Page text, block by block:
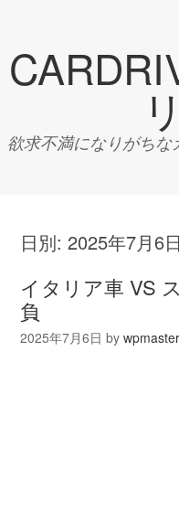
欲求不満になりがち
日別:2025年7月6日
イタリア車 VS
負
2025年7月6日 bywpmaster